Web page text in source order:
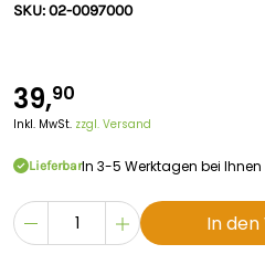
SKU: 02-0097000
39,90
Inkl. MwSt. zzgl. Versand
LieferbarIn 3-5 Werktagen bei Ihnen
In